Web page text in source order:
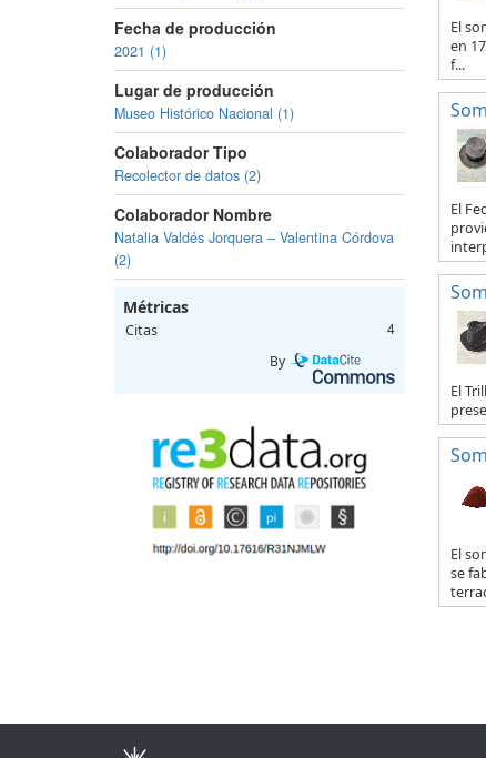
Fecha de producción
2021 (1)
Lugar de producción
Museo Histórico Nacional (1)
Colaborador Tipo
Recolector de datos (2)
Colaborador Nombre
Natalia Valdés Jorquera – Valentina Córdova
(2)
Métricas
Citas 4
By
El
en
f...
El
El
El
se